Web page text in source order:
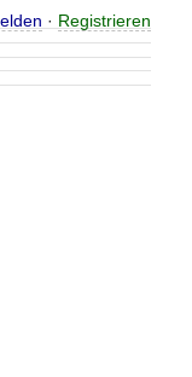
· Registrieren